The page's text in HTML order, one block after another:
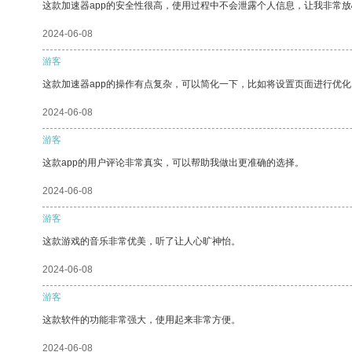
这款加速器app的安全性很高，使用过程中不会泄露个人信息，让我非常
2024-06-08
游客
这款加速器app的操作有点复杂，可以简化一下，比如将设置页面进行优
2024-06-08
游客
这款app的用户评论非常真实，可以帮助我做出更准确的选择。
2024-06-08
游客
这款游戏的音乐非常优美，听了让人心旷神怡。
2024-06-08
游客
这款软件的功能非常强大，使用起来非常方便。
2024-06-08